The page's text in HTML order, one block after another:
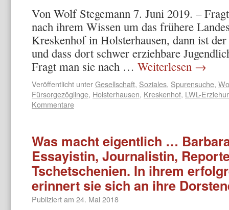
Von Wolf Stegemann 7. Juni 2019. –
nach ihrem Wissen um das frühere
Kreskenhof in Holsterhausen, dann ist
und dass dort schwer erziehbare
Fragt man sie nach … Weiterlesen →
Veröffentlicht unterGesellschaft, Soziales, Spurensuche,
Fürsorgezöglinge, Holsterhausen, Kreskenhof, LWL-
Kommentare
Was macht eigentlich …
Essayistin, Journalistin,
Tschetschenien. In ihrem
erinnert sie sich an ihre
Publiziert am 24. Mai 2018